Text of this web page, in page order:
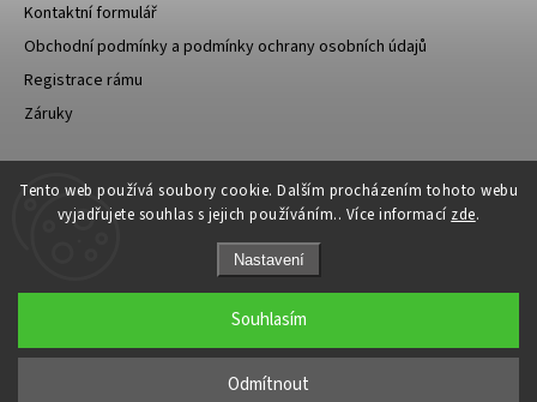
Tento web používá soubory cookie. Dalším procházením tohoto webu
vyjadřujete souhlas s jejich používáním.. Více informací zde.
Nastavení
Odmítnout
Souhlasím
Kontaktní formulář
Obchodní podmínky a podmínky ochrany osobních údajů
Registrace rámu
Záruky
ID Sport s.r.o. PowerBar
Copyright 2026Pinarello CZ. Všechna práva vyhrazena.
Grafický návrh vytvořil a nakódoval